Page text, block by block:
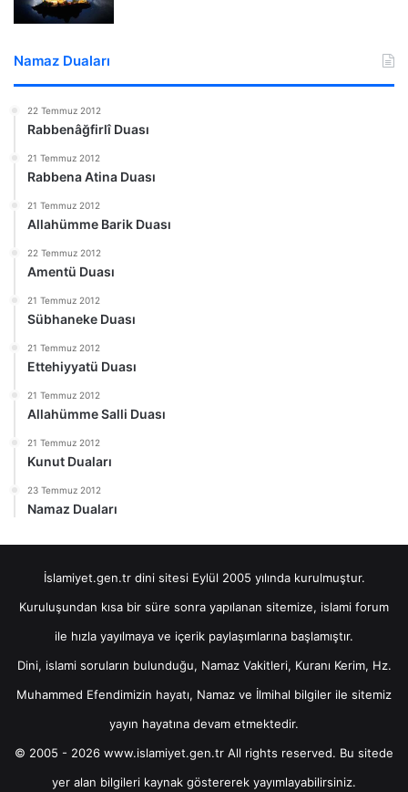
Namaz Duaları
22 Temmuz 2012
Rabbenâğfirlî Duası
21 Temmuz 2012
Rabbena Atina Duası
21 Temmuz 2012
Allahümme Barik Duası
22 Temmuz 2012
Amentü Duası
21 Temmuz 2012
Sübhaneke Duası
21 Temmuz 2012
Ettehiyyatü Duası
21 Temmuz 2012
Allahümme Salli Duası
21 Temmuz 2012
Kunut Duaları
23 Temmuz 2012
Namaz Duaları
İslamiyet.gen.tr dini sitesi Eylül 2005 yılında kurulmuştur.
Kuruluşundan kısa bir süre sonra yapılanan sitemize, islami forum
ile hızla yayılmaya ve içerik paylaşımlarına başlamıştır.
Dini, islami soruların bulunduğu, Namaz Vakitleri, Kuranı Kerim, Hz.
Muhammed Efendimizin hayatı, Namaz ve İlmihal bilgiler ile sitemiz
yayın hayatına devam etmektedir.
© 2005 - 2026 www.islamiyet.gen.tr All rights reserved. Bu sitede
yer alan bilgileri kaynak göstererek yayımlayabilirsiniz.